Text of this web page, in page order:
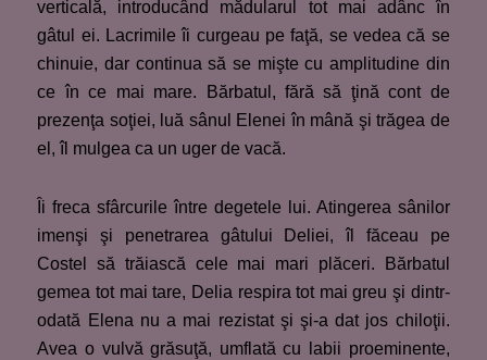
verticală, introducând mădularul tot mai adânc în
gâtul ei. Lacrimile îi curgeau pe faţă, se vedea că se
chinuie, dar continua să se mişte cu amplitudine din
ce în ce mai mare. Bărbatul, fără să ţină cont de
prezenţa soţiei, luă sânul Elenei în mână şi trăgea de
el, îl mulgea ca un uger de vacă.
Îi freca sfârcurile între degetele lui. Atingerea sânilor
imenşi şi penetrarea gâtului Deliei, îl făceau pe
Costel să trăiască cele mai mari plăceri. Bărbatul
gemea tot mai tare, Delia respira tot mai greu şi dintr-
odată Elena nu a mai rezistat şi şi-a dat jos chiloţii.
Avea o vulvă grăsuţă, umflată cu labii proeminente,